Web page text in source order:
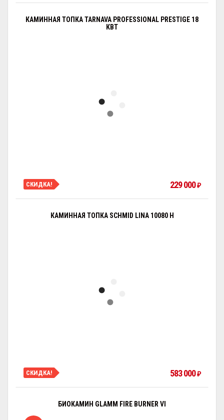
КАМИННАЯ ТОПКА TARNAVA PROFESSIONAL PRESTIGE 18
КВТ
СКИДКА! 229 000₽
КАМИННАЯ ТОПКА SCHMID LINA 10080 H
СКИДКА! 583 000₽
БИОКАМИН GLAMM FIRE BURNER VI